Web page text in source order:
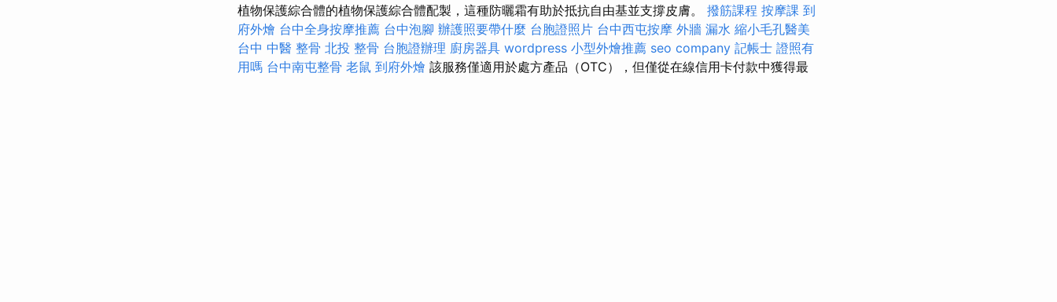
植物保護綜合體的植物保護綜合體配製，這種防曬霜有助於抵抗自由基並支撐皮膚。 撥筋課程 按摩課 到
府外燴 台中全身按摩推薦 台中泡腳 辦護照要帶什麼 台胞證照片 台中西屯按摩 外牆 漏水 縮小毛孔醫美
台中 中醫 整骨 北投 整骨 台胞證辦理 廚房器具 wordpress 小型外燴推薦 seo company 記帳士 證照有
用嗎 台中南屯整骨 老鼠 到府外燴 該服務僅適用於處方產品（OTC），但僅從在線信用卡付款中獲得最